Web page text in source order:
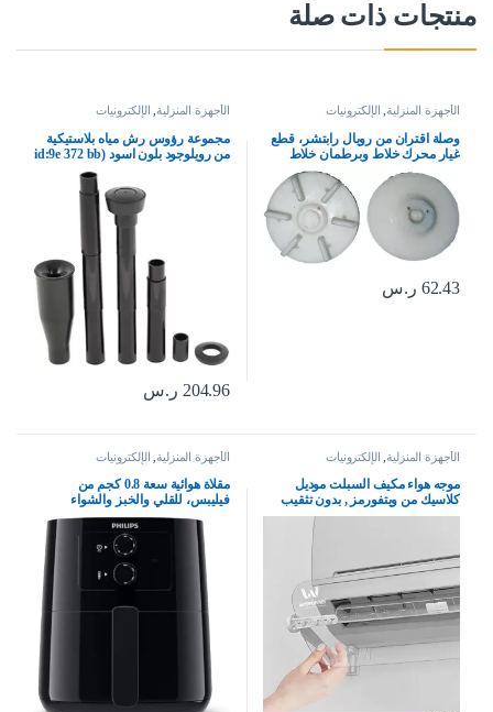
منتجات ذات صلة
الأجهزة المنزلية, الإلكترونيات
وصلة اقتران من رويال رابتشر، قطع
غيار محرك خلاط وبرطمان خلاط
للخلاط الهندي المطحنة والعصارة
(مقرنة 5)
62.43 ر.س
الأجهزة المنزلية, الإلكترونيات
مجموعة رؤوس رش مياه بلاستيكية
من رويلوجود بلون اسود (id:9e 372 bb
204.96 ر.س
الأجهزة المنزلية, الإلكترونيات
موجه هواء مكيف السبلت موديل
كلاسيك من ويتفورمز , بدون تثقيب
للجدار , حجم قابل للتعديل ليناسب
الأجهزة المنزلية, الإلكترونيات
مقلاة هوائية سعة 0.8 كجم من
فيليبس، للقلي والخبز والشواء
والتحميص او إعادة التسخين، تعمل
أسود، 4.1 ليتر، 1400.0 واط